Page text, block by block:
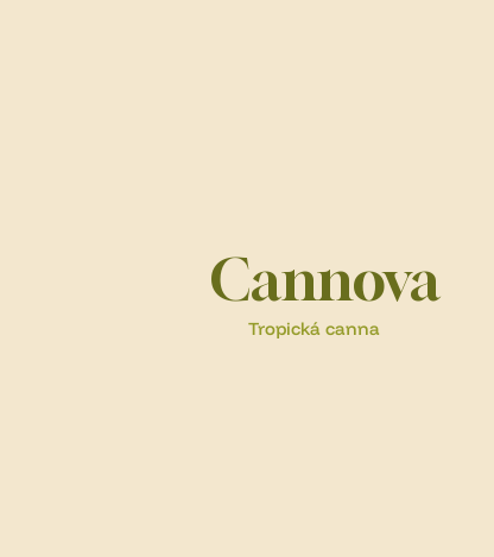
Cannova
Tropická canna